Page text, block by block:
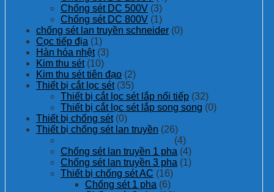
Chống sét DC 500V (3)
Chống sét DC 800V (1)
chống sét lan truyền schneider (0)
Cọc tiếp địa (1)
Hàn hóa nhệt (3)
Kim thu sét (10)
Kim thu sét tiên đạo (2)
Thiết bị cắt lọc sét (35)
Thiết bị cắt lọc sét lắp nối tiếp (32)
Thiết bị cắt lọc sét lắp song song (0)
Thiết bị chống sét (0)
Thiết bị chống sét lan truyền (26)
(4)
Chống sét lan truyền 1 pha (4)
Chống sét lan truyền 3 pha (1)
Thiết bị chống sét AC (16)
Chống sét 1 pha (6)